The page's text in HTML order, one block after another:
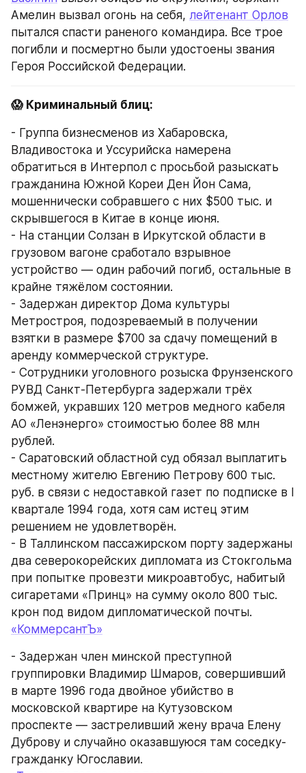
Амелин вызвал огонь на себя, лейтенант Орлов
пытался спасти раненого командира. Все трое
погибли и посмертно были удостоены звания
Героя Российской Федерации.
😱 Криминальный блиц:
- Группа бизнесменов из Хабаровска,
Владивостока и Уссурийска намерена
обратиться в Интерпол с просьбой разыскать
гражданина Южной Кореи Ден Йон Сама,
мошеннически собравшего с них $500 тыс. и
скрывшегося в Китае в конце июня.
- На станции Солзан в Иркутской области в
грузовом вагоне сработало взрывное
устройство — один рабочий погиб, остальные в
крайне тяжёлом состоянии.
- Задержан директор Дома культуры
Метростроя, подозреваемый в получении
взятки в размере $700 за сдачу помещений в
аренду коммерческой структуре.
- Сотрудники уголовного розыска Фрунзенского
РУВД Санкт-Петербурга задержали трёх
бомжей, укравших 120 метров медного кабеля
АО «Ленэнерго» стоимостью более 88 млн
рублей.
- Саратовский областной суд обязал выплатить
местному жителю Евгению Петрову 600 тыс.
руб. в связи с недоставкой газет по подписке в I
квартале 1994 года, хотя сам истец этим
решением не удовлетворён.
- В Таллинском пассажирском порту задержаны
два северокорейских дипломата из Стокгольма
при попытке провезти микроавтобус, набитый
сигаретами «Принц» на сумму около 800 тыс.
крон под видом дипломатической почты.
«КоммерсантЪ»
- Задержан член минской преступной
группировки Владимир Шмаров, совершивший
в марте 1996 года двойное убийство в
московской квартире на Кутузовском
проспекте — застреливший жену врача Елену
Дуброву и случайно оказавшуюся там соседку-
гражданку Югославии.